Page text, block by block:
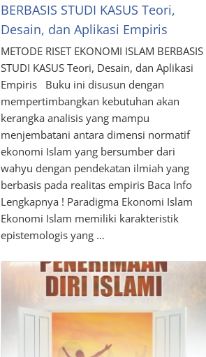
BERBASIS STUDI KASUS Teori,
Desain, dan Aplikasi Empiris
METODE RISET EKONOMI ISLAM BERBASIS
STUDI KASUS Teori, Desain, dan Aplikasi
Empiris Buku ini disusun dengan
mempertimbangkan kebutuhan akan
kerangka analisis yang mampu
menjembatani antara dimensi normatif
ekonomi Islam yang bersumber dari
wahyu dengan pendekatan ilmiah yang
berbasis pada realitas empiris Baca Info
Lengkapnya ! Paradigma Ekonomi Islam
Ekonomi Islam memiliki karakteristik
epistemologis yang …